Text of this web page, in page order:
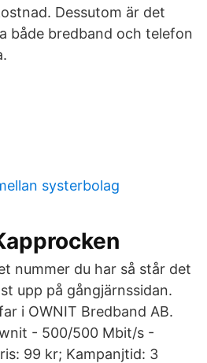
Dessutom är det
både bredband och telefon
systerbolag
nummer du har så står det
upp på gångjärnssidan.
i OWNIT Bredband AB.
- 500/500 Mbit/s -
99 kr; Kampanjtid: 3